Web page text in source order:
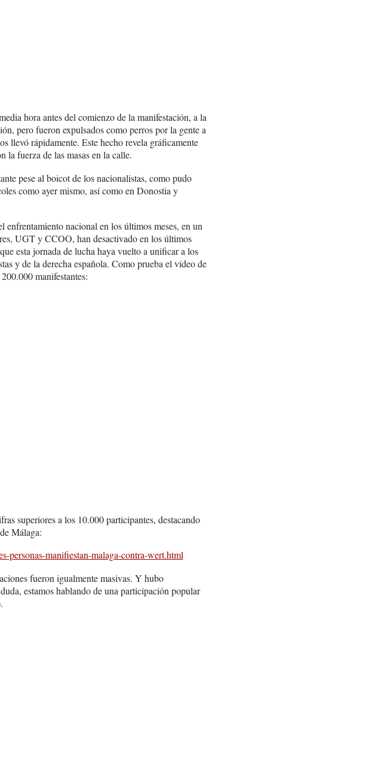
hora antes del comienzo de la manifestación, a la
pero fueron expulsados como perros por la gente a
llevó rápidamente. Este hecho revela gráficamente
la fuerza de las masas en la calle.
pese al boicot de los nacionalistas, como pudo
como ayer mismo, así como en Donostia y
nacional en los últimos meses, en un
UGT y CCOO, han desactivado en los últimos
esta jornada de lucha haya vuelto a unificar a los
y de la derecha española. Como prueba el vídeo de
manifestantes:
superiores a los 10.000 participantes, destacando
Málaga:
personas-manifiestan-malaga-contra-wert.html
fueron igualmente masivas. Y hubo
estamos hablando de una participación popular